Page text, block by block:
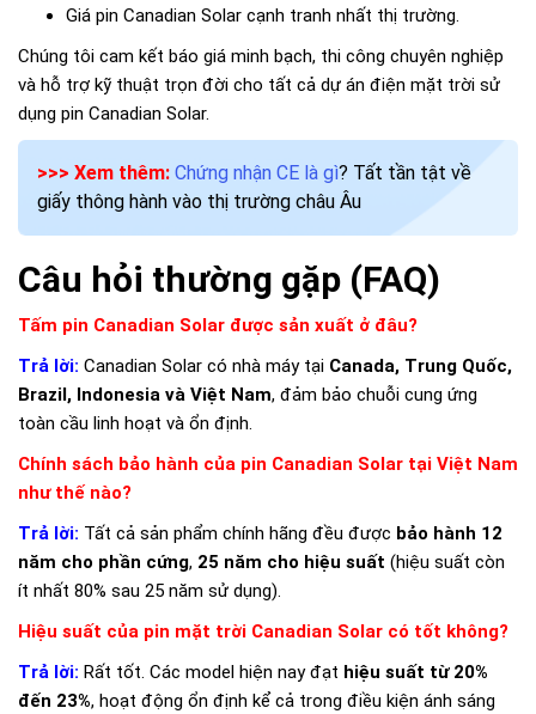
Giá pin Canadian Solar cạnh tranh nhất thị trường.
Chúng tôi cam kết báo giá minh bạch, thi công chuyên nghiệp
và hỗ trợ kỹ thuật trọn đời cho tất cả dự án điện mặt trời sử
dụng pin Canadian Solar.
>>> Xem thêm: Chứng nhận CE là gì? Tất tần tật về
giấy thông hành vào thị trường châu Âu
Câu hỏi thường gặp (FAQ)
Tấm pin Canadian Solar được sản xuất ở đâu?
Trả lời: Canadian Solar có nhà máy tại Canada, Trung Quốc,
Brazil, Indonesia và Việt Nam, đảm bảo chuỗi cung ứng
toàn cầu linh hoạt và ổn định.
Chính sách bảo hành của pin Canadian Solar tại Việt Nam
như thế nào?
Trả lời: Tất cả sản phẩm chính hãng đều được bảo hành 12
năm cho phần cứng, 25 năm cho hiệu suất (hiệu suất còn
ít nhất 80% sau 25 năm sử dụng).
Hiệu suất của pin mặt trời Canadian Solar có tốt không?
Trả lời: Rất tốt. Các model hiện nay đạt hiệu suất từ 20%
đến 23%, hoạt động ổn định kể cả trong điều kiện ánh sáng